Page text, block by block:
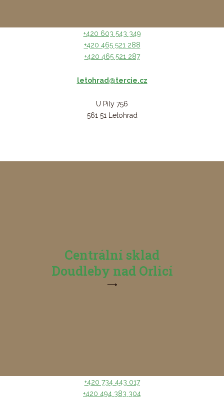
+420 603 543 349
+420 465 521 288
+420 465 521 287
letohrad@tercie.cz
U Pily 756
561 51 Letohrad
Centrální sklad
Doudleby nad Orlicí
⟶
+420 734 443 017
+420 494 383 304